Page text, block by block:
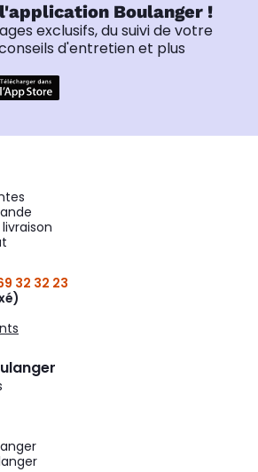
Boulanger !
exclusifs, du suivi de votre
d'entretien et plus
32 32 23